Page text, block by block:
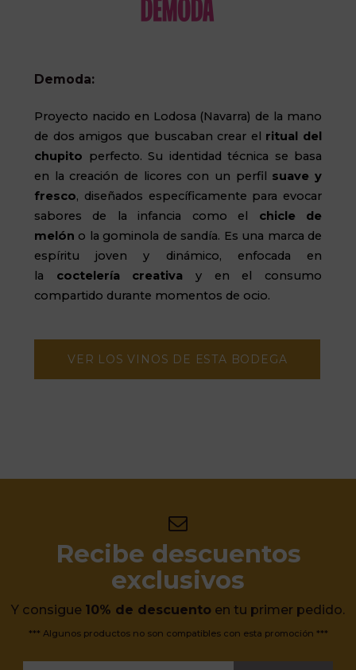
Demoda:
Proyecto nacido en Lodosa (Navarra) de la mano
de dos amigos que buscaban crear el ritual del
chupito perfecto. Su identidad técnica se basa
en la creación de licores con un perfil suave y
fresco, diseñados específicamente para evocar
sabores de la infancia como el chicle de
melón o la gominola de sandía. Es una marca de
espíritu joven y dinámico, enfocada en
la coctelería creativa y en el consumo
compartido durante momentos de ocio.
VER LOS VINOS DE ESTA BODEGA
Recibe descuentos
exclusivos
Y consigue 10% de descuento en tu primer pedido.
*** Algunos productos no son compatibles con esta promoción ***